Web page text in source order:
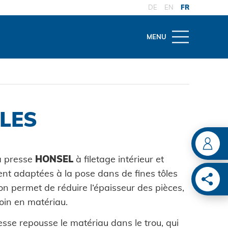
DE EN FR
MENU
pose
pose manuel
spécialisé
des
presse HONSEL à filetage intérieur et
adaptées à la pose dans de fines tôles
permet de réduire l’épaisseur des pièces,
en matériau.
repousse le matériau dans le trou, qui